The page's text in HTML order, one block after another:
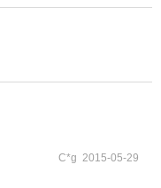
C*g 2015-05-29